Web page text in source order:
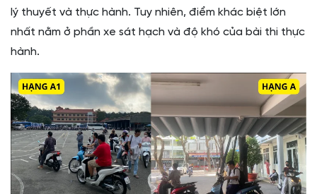
lý thuyết và thực hành. Tuy nhiên, điểm khác biệt lớn
nhất nằm ở phần xe sát hạch và độ khó của bài thi thực
hành.